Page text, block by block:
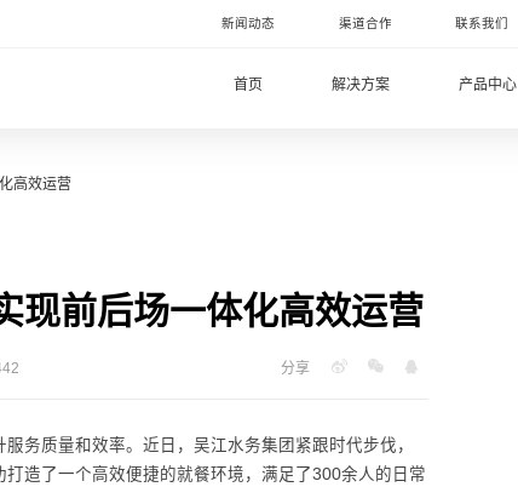
新闻动态 渠道合作 联系我们
首页 解决方案 产品中心
高效运营
现前后场一体化高效运营
分享
务质量和效率。近日，吴江水务集团紧跟时代步伐，
造了一个高效便捷的就餐环境，满足了300余人的日常